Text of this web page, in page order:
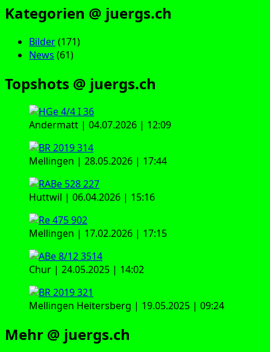
Kategorien @ juergs.ch
Bilder(171)
News (61)
Topshots @ juergs.ch
Andermatt | 04.07.2026 | 12:09
Mellingen | 28.05.2026 | 17:44
Huttwil | 06.04.2026 | 15:16
Mellingen | 17.02.2026 | 17:15
Chur | 24.05.2025 | 14:02
Mellingen Heitersberg | 19.05.2025 | 09:24
Mehr @ juergs.ch